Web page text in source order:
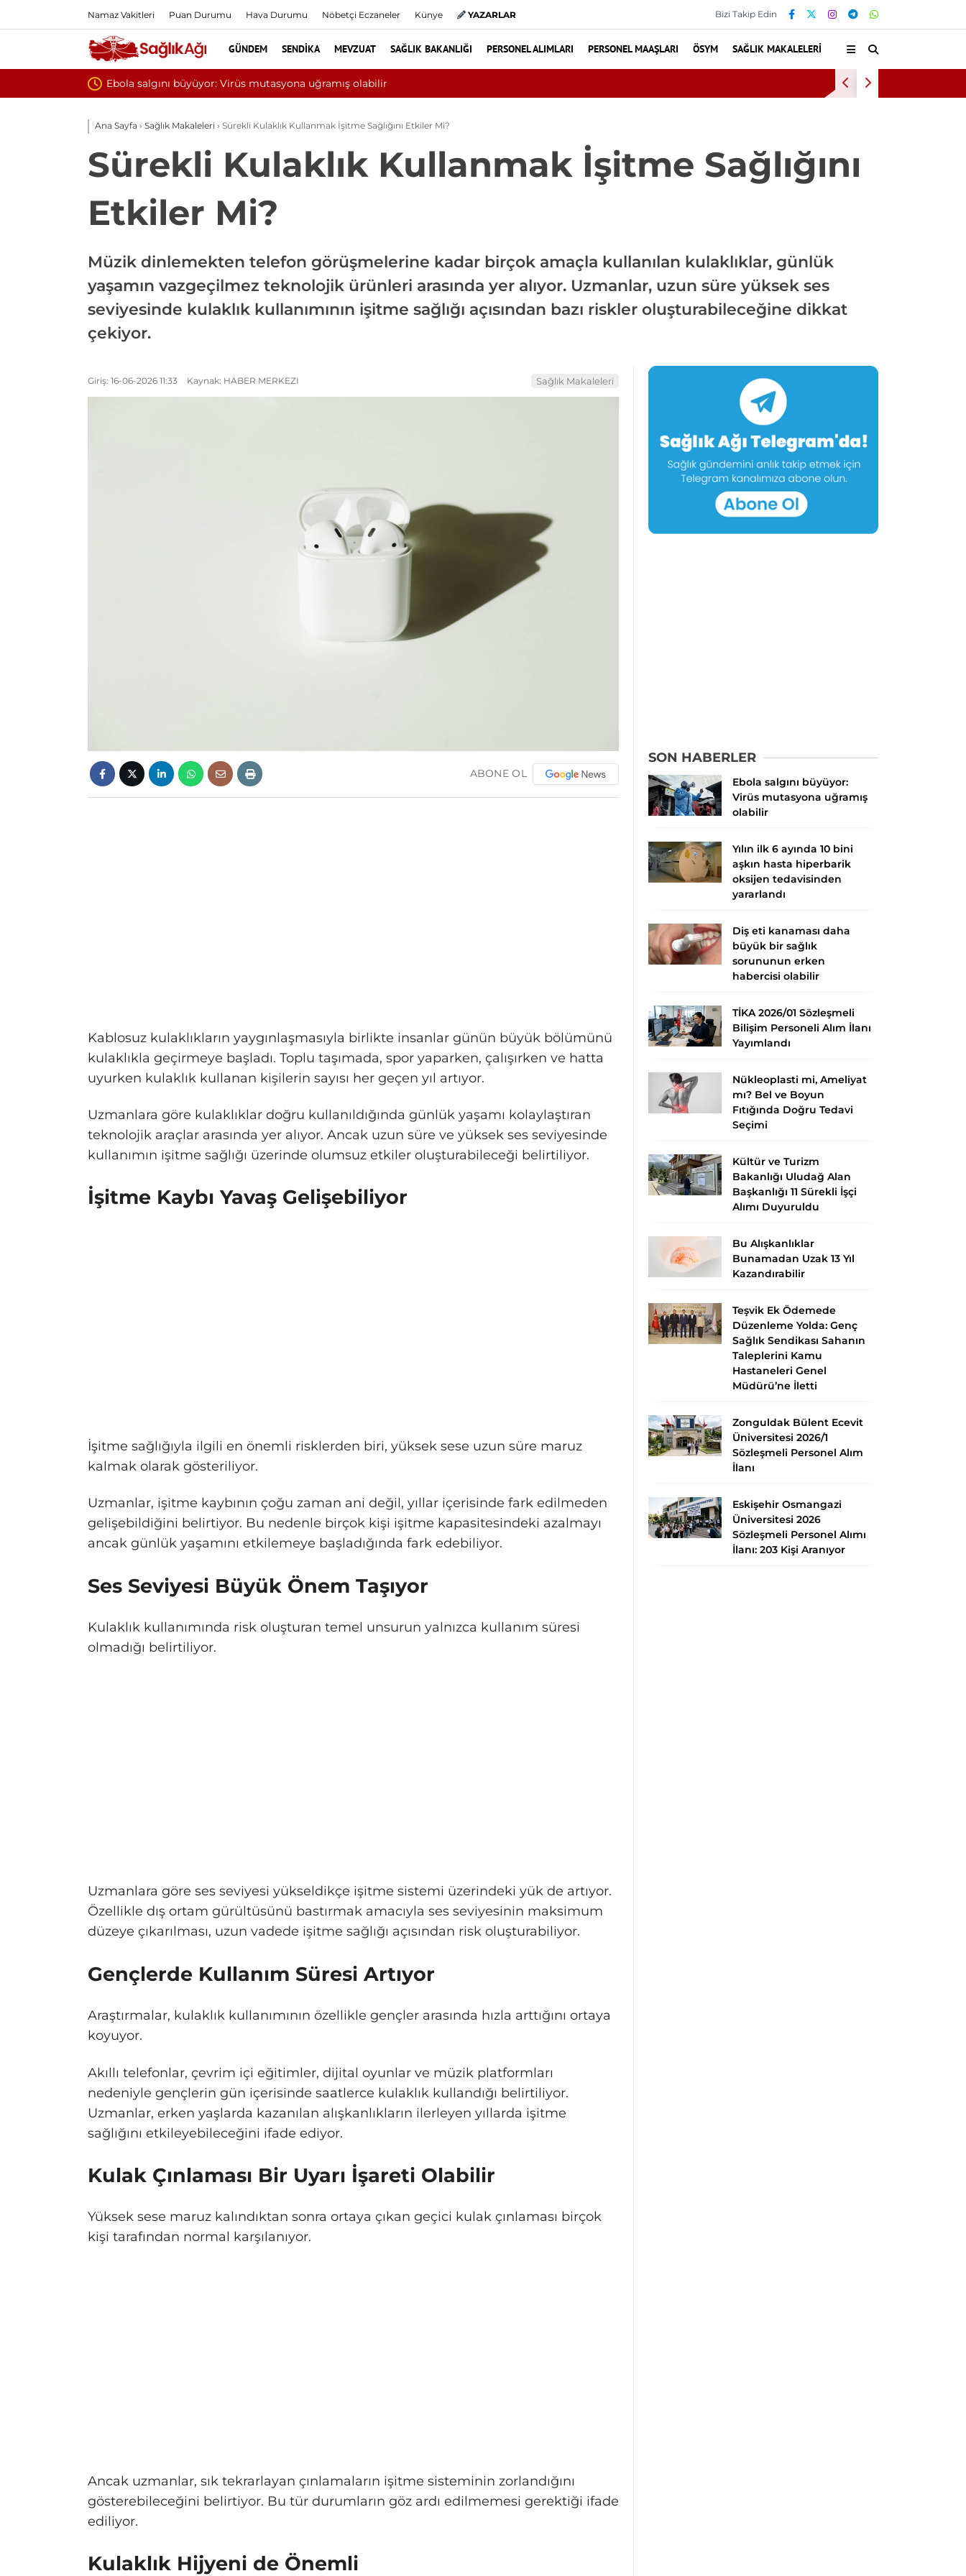
Namaz Vakitleri Puan Durumu Hava Durumu Nöbetçi Eczaneler Künye YAZARLAR Bizi Takip Edin
GÜNDEM SENDIKA MEVZUAT SAĞLIK BAKANLIĞI PERSONEL ALIMLARI PERSONEL MAAŞLARI ÖSYM SAĞLIK MAKALELERI
Yılın ilk 6 ayında 10 bini aşkın hasta hiperbarik oksijen tedavisinden yararlandı
Ana Sayfa › Sağlık Makaleleri › Sürekli Kulaklık Kullanmak İşitme Sağlığını Etkiler Mi?
Sürekli Kulaklık Kullanmak İşitme Sağlığını
Etkiler Mi?
Müzik dinlemekten telefon görüşmelerine kadar birçok amaçla kullanılan kulaklıklar, günlük
yaşamın vazgeçilmez teknolojik ürünleri arasında yer alıyor. Uzmanlar, uzun süre yüksek ses
seviyesinde kulaklık kullanımının işitme sağlığı açısından bazı riskler oluşturabileceğine dikkat
çekiyor.
Giriş: 16-06-2026 11:33 Kaynak: HABER MERKEZI Sağlık Makaleleri
ABONE OL
Kablosuz kulaklıkların yaygınlaşmasıyla birlikte insanlar günün büyük bölümünü
kulaklıkla geçirmeye başladı. Toplu taşımada, spor yaparken, çalışırken ve hatta
uyurken kulaklık kullanan kişilerin sayısı her geçen yıl artıyor.
Uzmanlara göre kulaklıklar doğru kullanıldığında günlük yaşamı kolaylaştıran
teknolojik araçlar arasında yer alıyor. Ancak uzun süre ve yüksek ses seviyesinde
kullanımın işitme sağlığı üzerinde olumsuz etkiler oluşturabileceği belirtiliyor.
İşitme Kaybı Yavaş Gelişebiliyor
İşitme sağlığıyla ilgili en önemli risklerden biri, yüksek sese uzun süre maruz
kalmak olarak gösteriliyor.
Uzmanlar, işitme kaybının çoğu zaman ani değil, yıllar içerisinde fark edilmeden
gelişebildiğini belirtiyor. Bu nedenle birçok kişi işitme kapasitesindeki azalmayı
ancak günlük yaşamını etkilemeye başladığında fark edebiliyor.
Ses Seviyesi Büyük Önem Taşıyor
Kulaklık kullanımında risk oluşturan temel unsurun yalnızca kullanım süresi
olmadığı belirtiliyor.
Uzmanlara göre ses seviyesi yükseldikçe işitme sistemi üzerindeki yük de artıyor.
Özellikle dış ortam gürültüsünü bastırmak amacıyla ses seviyesinin maksimum
düzeye çıkarılması, uzun vadede işitme sağlığı açısından risk oluşturabiliyor.
Gençlerde Kullanım Süresi Artıyor
Araştırmalar, kulaklık kullanımının özellikle gençler arasında hızla arttığını ortaya
koyuyor.
Akıllı telefonlar, çevrim içi eğitimler, dijital oyunlar ve müzik platformları
nedeniyle gençlerin gün içerisinde saatlerce kulaklık kullandığı belirtiliyor.
Uzmanlar, erken yaşlarda kazanılan alışkanlıkların ilerleyen yıllarda işitme
sağlığını etkileyebileceğini ifade ediyor.
Kulak Çınlaması Bir Uyarı İşareti Olabilir
Yüksek sese maruz kalındıktan sonra ortaya çıkan geçici kulak çınlaması birçok
kişi tarafından normal karşılanıyor.
Ancak uzmanlar, sık tekrarlayan çınlamaların işitme sisteminin zorlandığını
gösterebileceğini belirtiyor. Bu tür durumların göz ardı edilmemesi gerektiği ifade
ediliyor.
Kulaklık Hijyeni de Önemli
SON HABERLER
Ebola salgını büyüyor:
Virüs mutasyona uğramış
olabilir
Yılın ilk 6 ayında 10 bini
aşkın hasta hiperbarik
oksijen tedavisinden
yararlandı
Diş eti kanaması daha
büyük bir sağlık
sorununun erken
habercisi olabilir
TİKA 2026/01 Sözleşmeli
Bilişim Personeli Alım İlanı
Yayımlandı
Nükleoplasti mi, Ameliyat
mı? Bel ve Boyun
Fıtığında Doğru Tedavi
Seçimi
Kültür ve Turizm
Bakanlığı Uludağ Alan
Başkanlığı 11 Sürekli İşçi
Alımı Duyuruldu
Bu Alışkanlıklar
Bunamadan Uzak 13 Yıl
Kazandırabilir
Teşvik Ek Ödemede
Düzenleme Yolda: Genç
Sağlık Sendikası Sahanın
Taleplerini Kamu
Hastaneleri Genel
Müdürü’ne İletti
Zonguldak Bülent Ecevit
Üniversitesi 2026/1
Sözleşmeli Personel Alım
İlanı
Eskişehir Osmangazi
Üniversitesi 2026
Sözleşmeli Personel Alımı
İlanı: 203 Kişi Aranıyor